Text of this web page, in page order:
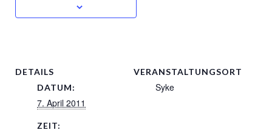
DETAILS
DATUM:
7. April 2011
ZEIT:
VERANSTALTUNGSORT
Syke